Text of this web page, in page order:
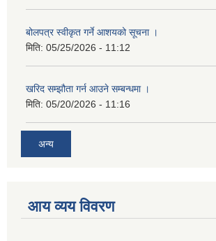
बोलपत्र स्वीकृत गर्ने आशयको सूचना ।
मिति: 05/25/2026 - 11:12
खरिद सम्झौता गर्न आउने सम्बन्धमा ।
मिति: 05/20/2026 - 11:16
अन्य
आय व्यय विवरण